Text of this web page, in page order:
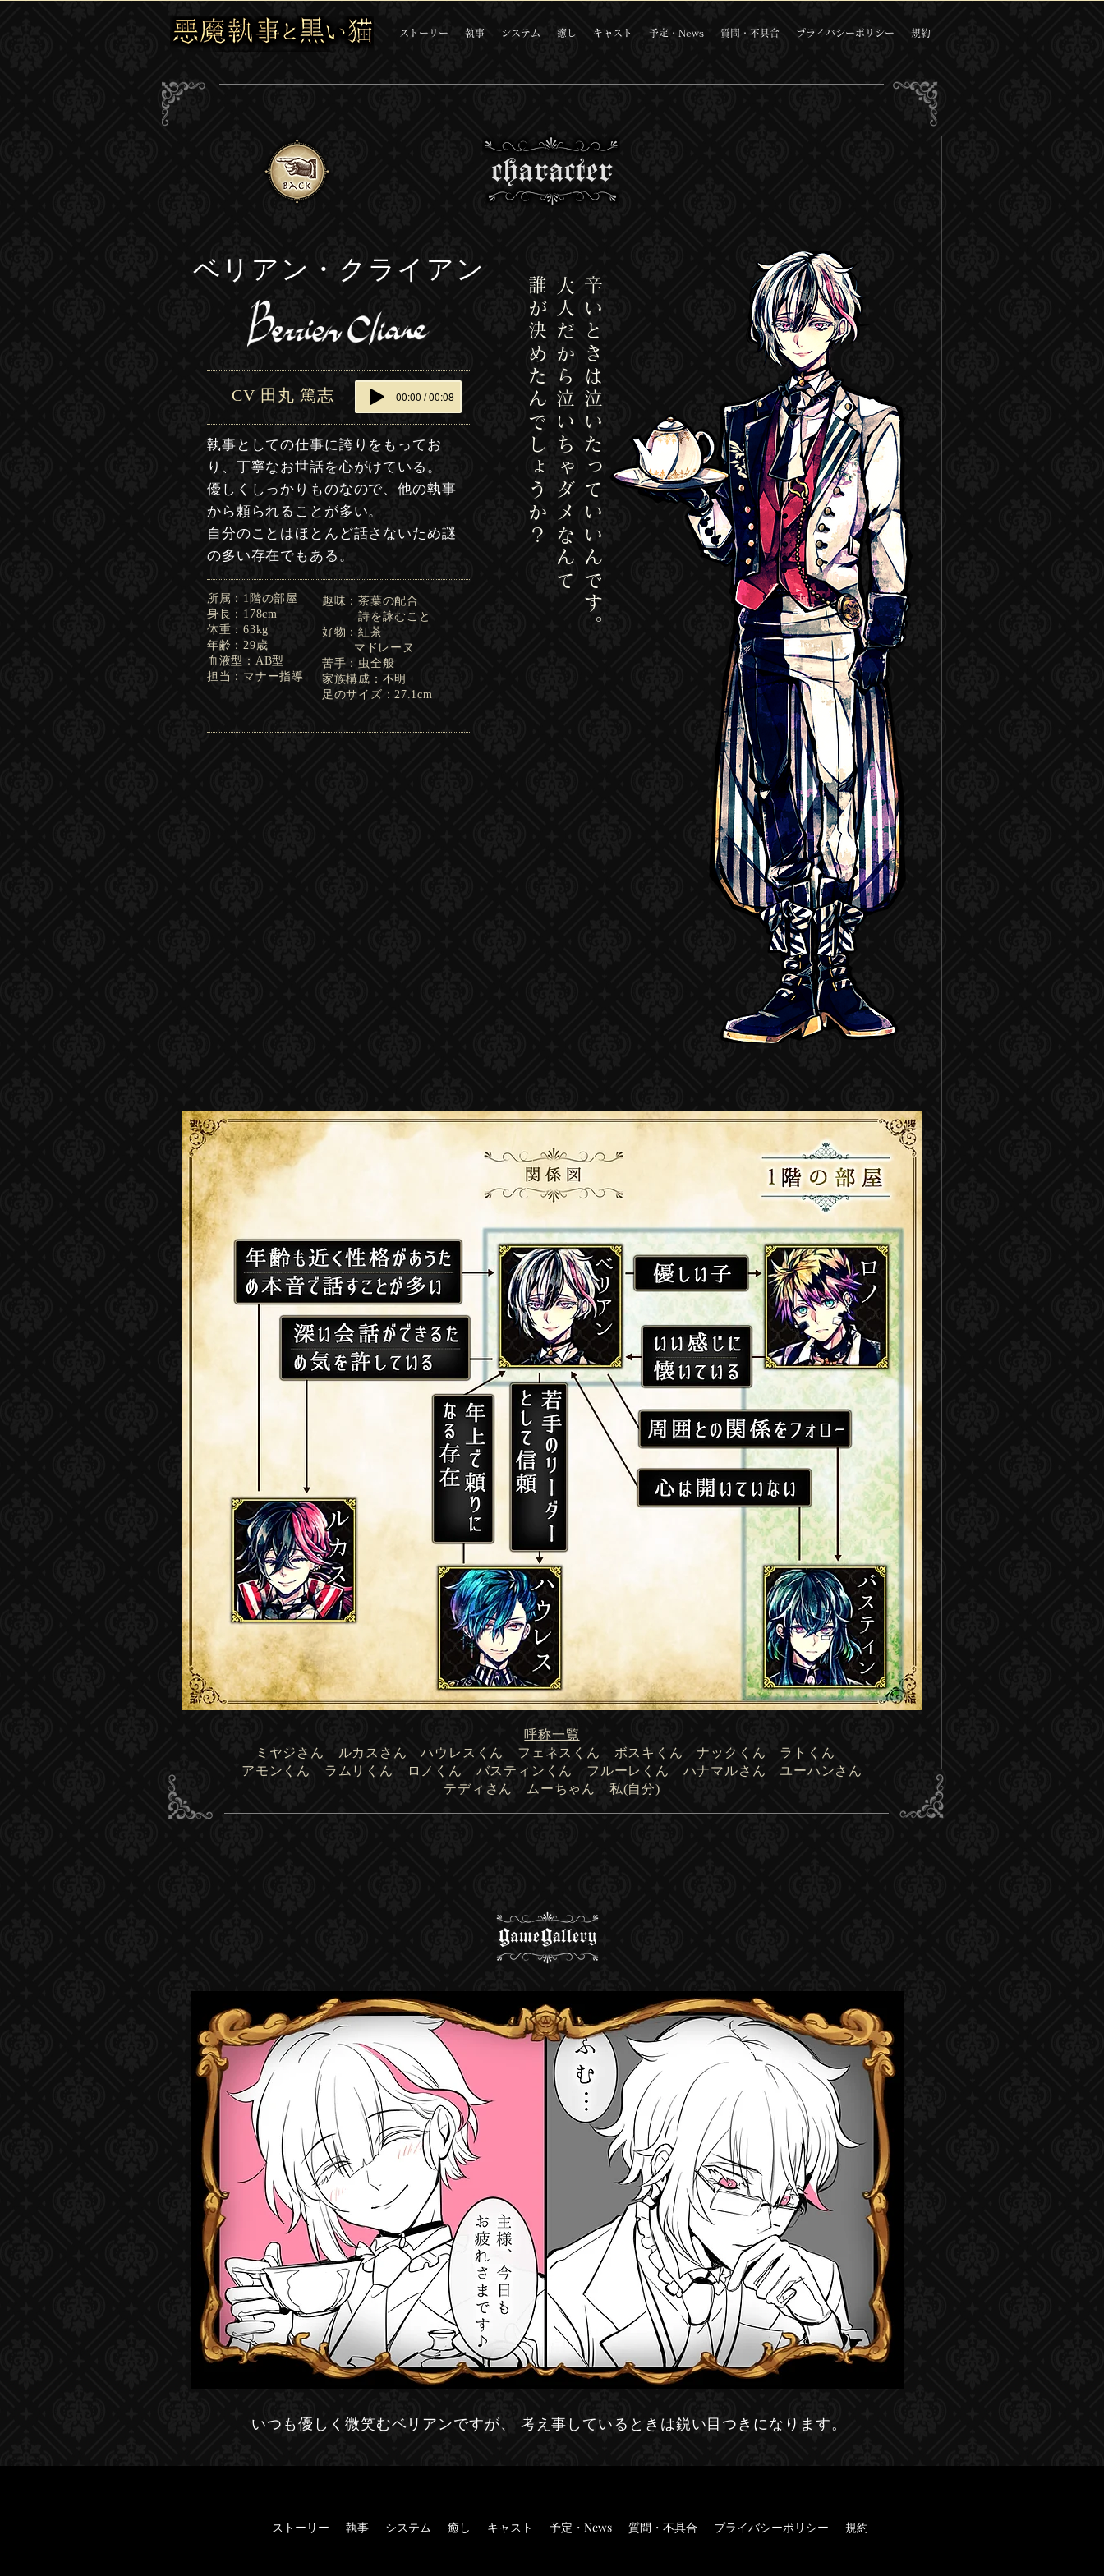
ストーリー 執事 システム 癒し キャスト 予定・News 質問・不具合 プライバシーポリシー 規約
ベリアン・クライアン
CV 田丸 篤志
執事としての仕事に誇りをもってお
り、丁寧なお世話を心がけている。
優しくしっかりものなので、他の執事
から頼られることが多い。
自分のことはほとんど話さないため謎
の多い存在でもある。
所属：1階の部屋
身長：178cm
体重：63kg
年齢：29歳
血液型：AB型
担当：マナー指導
辛いときは泣いたっていいんです。
大人だから泣いちゃダメなんて
誰が決めたんでしょうか？
00:00 / 00:08
趣味：茶葉の配合
詩を詠むこと
好物：紅茶
マドレーヌ
​苦手：虫全般
​​家族構成：不明
​足のサイズ：27.1cm
呼称一覧
​ミヤジさん ルカスさん ハウレスくん フェネスくん ボスキくん ナックくん ラトくん
アモンくん​ ラムリくん ロノくん バスティンくん フルーレくん ハナマルさん ユーハンさん
テディさん ムーちゃん 私(自分)
いつも優しく微笑むベリアンですが、 考え事しているときは鋭い目つきになります。
ストーリー 執事 システム 癒し キャスト 予定・News 質問・不具合 プライバシーポリシー 規約